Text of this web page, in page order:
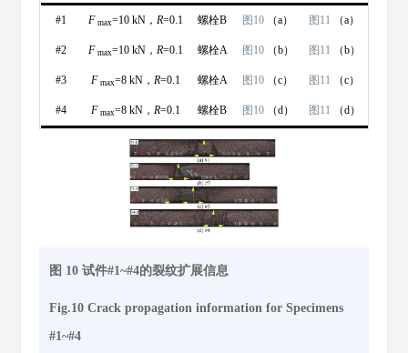
#1 F max=10 kN， R=0.1 螺栓B 图10 （a） 图11 （a）
#2 F max=10 kN， R=0.1 螺栓A 图10（b） 图11 （b）
#3 F max=8 kN， R=0.1 螺栓A 图10 （c） 图11 （c）
#4 F max=8 kN， R=0.1 螺栓B 图10（d） 图11 （d）
图 10 试件#1~#4的裂纹扩展信息
Fig.10 Crack propagation information for Specimens
#1~#4